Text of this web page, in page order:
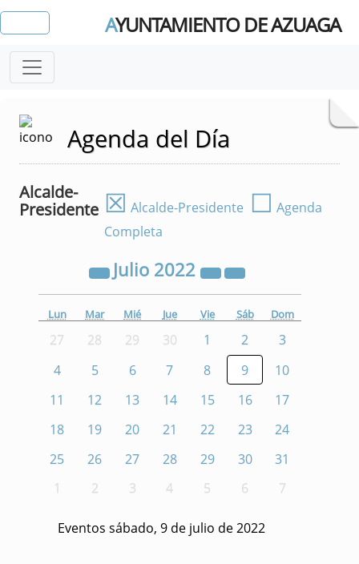
AYUNTAMIENTO DE AZUAGA
Agenda del Día
Alcalde-
Presidente ☒ Alcalde-Presidente ☐ Agenda
Completa
Julio 2022
Lun Mar Mié Jue Vie Sáb Dom
27 28 29 30 1 2
3
4
5 6 7 8 9
10
11
12 13 14 15 16
17
18
19 20 21 22 23
24
25
26 27 28 29 30
31
1
2 3 4 5 6 7
Eventos sábado, 9 de julio de 2022